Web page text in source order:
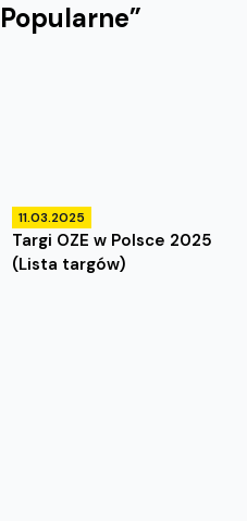
Popularne”
11.03.2025
Targi OZE w Polsce 2025
(Lista targów)